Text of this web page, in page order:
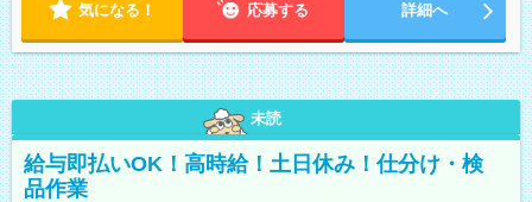
気になる！ 応募する 詳細へ
未読
給与即払いOK！高時給！土日休み！仕分け・検
品作業